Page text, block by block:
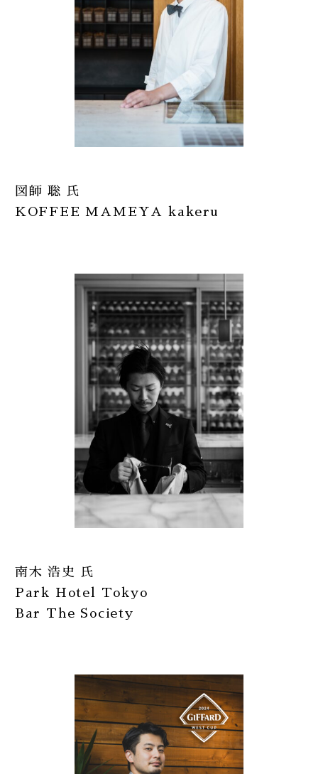
図師 聡 氏
KOFFEE MAMEYA kakeru
南木 浩史 氏
Park Hotel Tokyo
Bar The Society